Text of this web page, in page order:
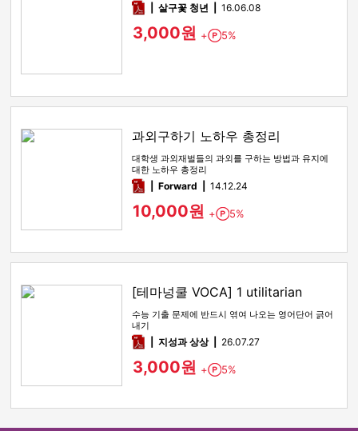
pdf살구꽃 청년 16.06.08
3,000원 + Point
5%
과외구하기 노하우 총정리
대학생 과외재벌들의 과외를 구하는 방법과 유지에
대한 노하우 총정리
pdfForward 14.12.24
10,000원 + Point
5%
[테마넝쿨 VOCA] 1 utilitarian
수능 기출 문제에 반드시 엮여 나오는 영어단어 긁어
내기
pdf지성과 상상 26.07.27
3,000원 + Point
5%